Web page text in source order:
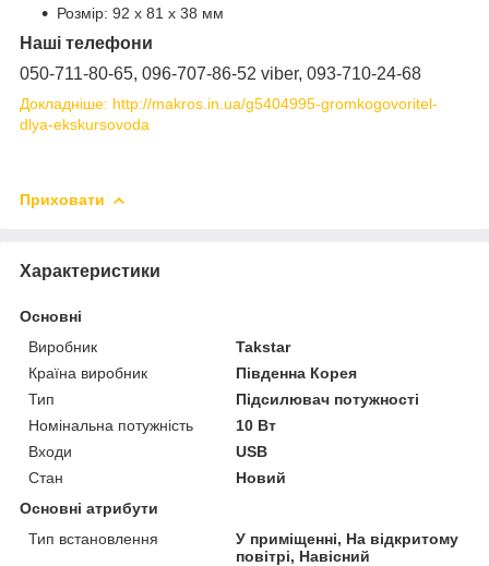
Розмір: 92 x 81 x 38 мм
Наші телефони
050-711-80-65, 096-707-86-52 viber, 093-710-24-68
Докладніше: http://makros.in.ua/g5404995-gromkogovoritel-
dlya-ekskursovoda
Приховати
Характеристики
Основні
Виробник
Takstar
Країна виробник
Південна Корея
Тип
Підсилювач потужності
Номінальна потужність
10 Вт
Входи
USB
Стан
Новий
Основні атрибути
Тип встановлення
У приміщенні, На відкритому
повітрі, Навісний